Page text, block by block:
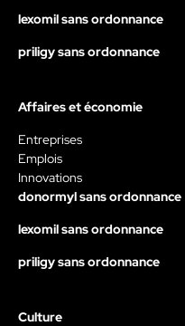
lexomil sans ordonnance
priligy sans ordonnance
Affaires et économie
Entreprises
Emplois
Innovations
donormyl sans ordonnance
lexomil sans ordonnance
priligy sans ordonnance
Culture